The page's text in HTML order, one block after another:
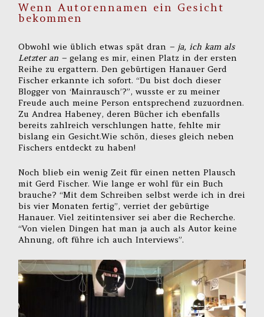
Wenn Autorennamen ein Gesicht
bekommen
Obwohl wie üblich etwas spät dran – ja, ich kam als
Letzter an – gelang es mir, einen Platz in der ersten
Reihe zu ergattern. Den gebürtigen Hanauer Gerd
Fischer erkannte ich sofort. “Du bist doch dieser
Blogger von ‘Mainrausch’?”, wusste er zu meiner
Freude auch meine Person entsprechend zuzuordnen.
Zu Andrea Habeney, deren Bücher ich ebenfalls
bereits zahlreich verschlungen hatte, fehlte mir
bislang ein Gesicht.Wie schön, dieses gleich neben
Fischers entdeckt zu haben!
Noch blieb ein wenig Zeit für einen netten Plausch
mit Gerd Fischer. Wie lange er wohl für ein Buch
brauche? “Mit dem Schreiben selbst werde ich in drei
bis vier Monaten fertig”, verriet der gebürtige
Hanauer. Viel zeitintensiver sei aber die Recherche.
“Von vielen Dingen hat man ja auch als Autor keine
Ahnung, oft führe ich auch Interviews”.